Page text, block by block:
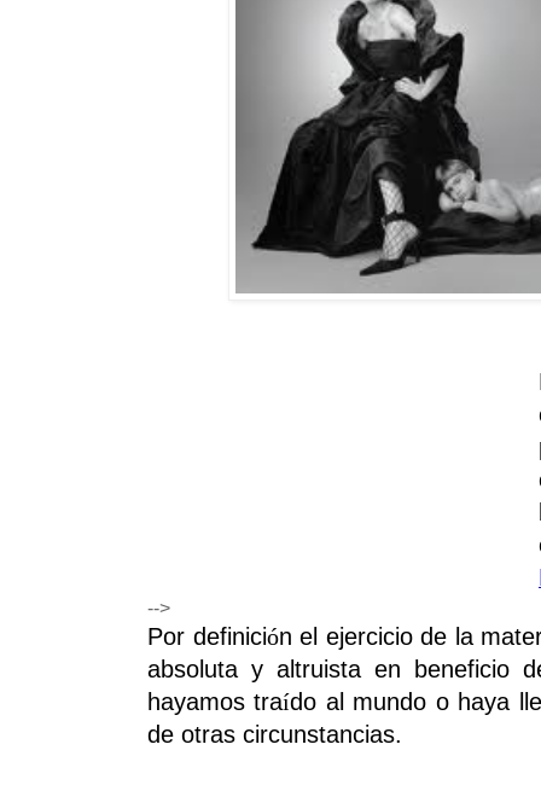
-->
Por definición el ejercicio de la
absoluta y altruista en beneficio
hayamos traído al mundo o haya
de otras circunstancias.